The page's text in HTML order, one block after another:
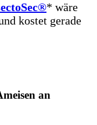
* wäre
kostet gerade
an